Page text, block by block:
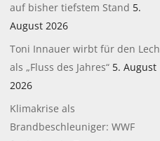
auf bisher tiefstem Stand 5.
August 2026
Toni Innauer wirbt für den Lech
als „Fluss des Jahres“ 5. August
2026
Klimakrise als
Brandbeschleuniger: WWF